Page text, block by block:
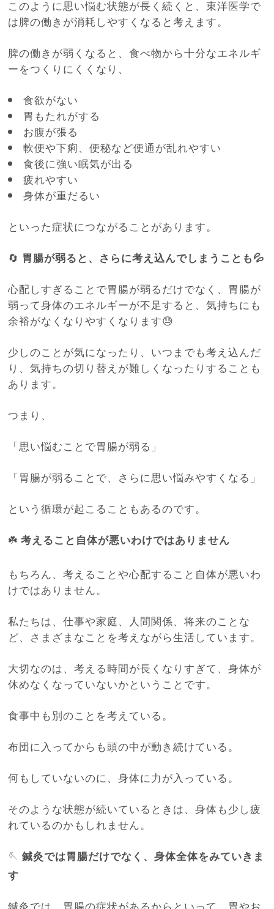
このように思い悩む状態が長く続くと、東洋医学で
は脾の働きが消耗しやすくなると考えます。
脾の働きが弱くなると、食べ物から十分なエネルギ
ーをつくりにくくなり、
食欲がない
胃もたれがする
お腹が張る
軟便や下痢、便秘など便通が乱れやすい
食後に強い眠気が出る
疲れやすい
身体が重だるい
といった症状につながることがあります。
🔄 胃腸が弱ると、さらに考え込んでしまうことも💦
心配しすぎることで胃腸が弱るだけでなく、胃腸が
弱って身体のエネルギーが不足すると、気持ちにも
余裕がなくなりやすくなります😓
少しのことが気になったり、いつまでも考え込んだ
り、気持ちの切り替えが難しくなったりすることも
あります。
つまり、
「思い悩むことで胃腸が弱る」
「胃腸が弱ることで、さらに思い悩みやすくなる」
という循環が起こることもあるのです。
☘️ 考えること自体が悪いわけではありません
もちろん、考えることや心配すること自体が悪いわ
けではありません。
私たちは、仕事や家庭、人間関係、将来のことな
ど、さまざまなことを考えながら生活しています。
大切なのは、考える時間が長くなりすぎて、身体が
休めなくなっていないかということです。
食事中も別のことを考えている。
布団に入ってからも頭の中が動き続けている。
何もしていないのに、身体に力が入っている。
そのような状態が続いているときは、身体も少し疲
れているのかもしれません。
🪡 鍼灸では胃腸だけでなく、身体全体をみていきま
す